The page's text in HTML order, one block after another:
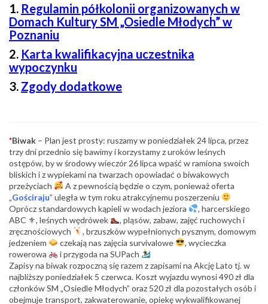
1. Regulamin półkolonii organizowanych w
Domach Kultury SM „Osiedle Młodych” w
Poznaniu
2. Karta kwalifikacyjna uczestnika
wypoczynku
3. Zgody dodatkowe
*Biwak – Plan jest prosty: ruszamy w poniedziałek 24 lipca, przez
trzy dni przednio się bawimy i korzystamy z uroków leśnych
ostępów, by w środowy wieczór 26 lipca wpaść w ramiona swoich
bliskich i z wypiekami na twarzach opowiadać o biwakowych
przeżyciach
A z pewnością będzie o czym, ponieważ oferta
„Gościraju” uległa w tym roku atrakcyjnemu poszerzeniu
Oprócz standardowych kąpieli w wodach jeziora
, harcerskiego
ABC ⚜, leśnych wędrówek
, pląsów, zabaw, zajęć ruchowych i
zręcznościowych
, brzuszków wypełnionych pysznym, domowym
jedzeniem
czekają nas zajęcia survivalowe
, wycieczka
rowerowa
i przygoda na SUPach
Zapisy na biwak rozpoczną się razem z zapisami na Akcję Lato tj. w
najbliższy poniedziałek 5 czerwca. Koszt wyjazdu wynosi 490 zł dla
członków SM „Osiedle Młodych” oraz 520 zł dla pozostałych osób i
obejmuje transport, zakwaterowanie, opiekę wykwalifikowanej